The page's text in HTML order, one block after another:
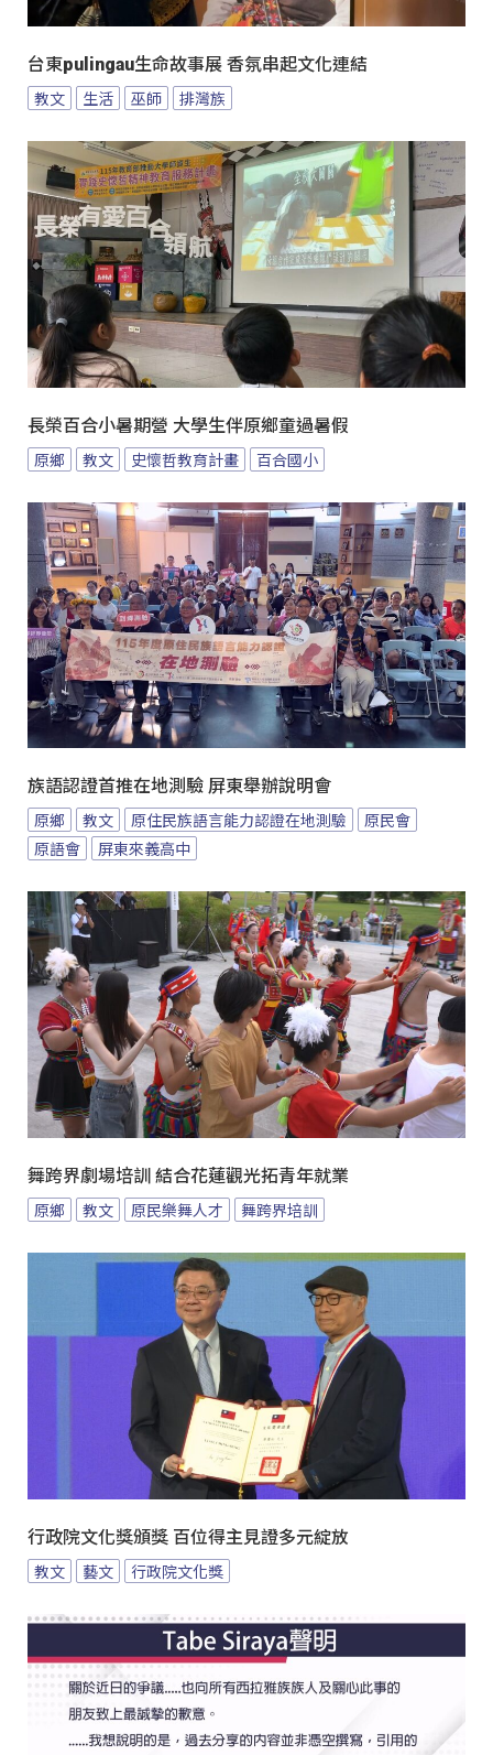
台東pulingau生命故事展 香氛串起文化連結
教文 生活 巫師 排灣族
長榮百合小暑期營 大學生伴原鄉童過暑假
原鄉 教文 史懷哲教育計畫 百合國小
族語認證首推在地測驗 屏東舉辦說明會
原鄉 教文 原住民族語言能力認證在地測驗
原民會
原語會
屏東來義高中
舞跨界劇場培訓 結合花蓮觀光拓青年就業
原鄉 教文 原民樂舞人才 舞跨界培訓
行政院文化獎頒獎 百位得主見證多元綻放
教文 藝文 行政院文化獎